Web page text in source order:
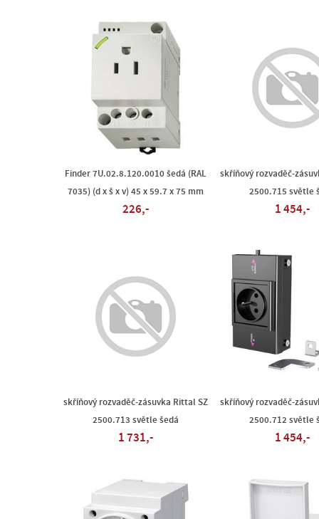
Finder 7U.02.8.120.0010 šedá (RAL
7035) (d x š x v) 45 x 59.7 x 75 mm
226,-
skříňový rozvaděč-
2500.715 světle
1 454,-
skříňový rozvaděč-zásuvka Rittal SZ
2500.713 světle šedá
1 731,-
skříňový rozvaděč-
2500.712 světle
1 454,-